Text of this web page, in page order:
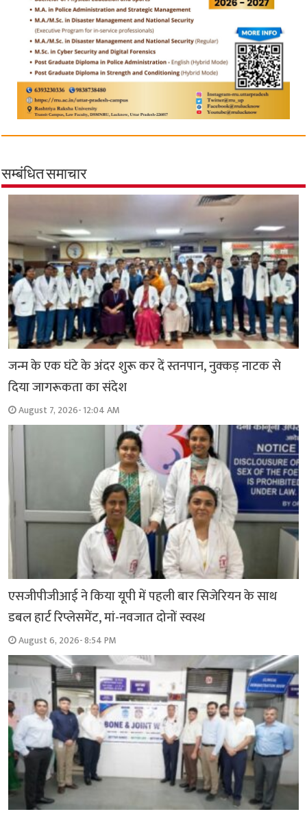
सम्बंधित समाचार
जन्म के एक घंटे के अंदर शुरू कर दें स्तनपान, नुक्कड़ नाटक से
दिया जागरूकता का संदेश
August 7, 2026- 12:04 AM
एसजीपीजीआई ने किया यूपी में पहली बार सिजेरियन के साथ
डबल हार्ट रिप्लेसमेंट, मां-नवजात दोनों स्वस्थ
August 6, 2026- 8:54 PM